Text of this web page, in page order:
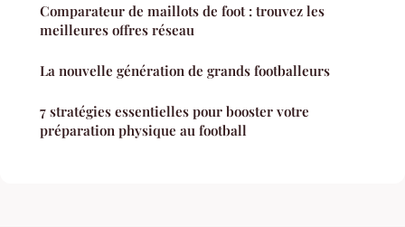
Comparateur de maillots de foot : trouvez les
meilleures offres réseau
La nouvelle génération de grands footballeurs
7 stratégies essentielles pour booster votre
préparation physique au football